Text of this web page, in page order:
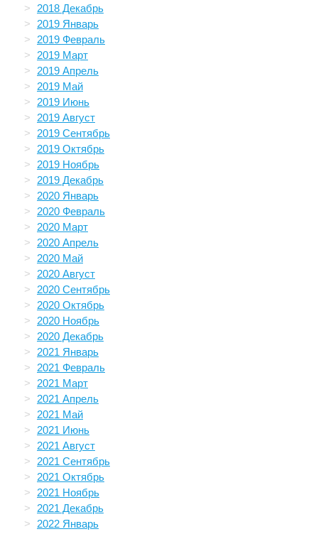
2018 Декабрь
2019 Январь
2019 Февраль
2019 Март
2019 Апрель
2019 Май
2019 Июнь
2019 Август
2019 Сентябрь
2019 Октябрь
2019 Ноябрь
2019 Декабрь
2020 Январь
2020 Февраль
2020 Март
2020 Апрель
2020 Май
2020 Август
2020 Сентябрь
2020 Октябрь
2020 Ноябрь
2020 Декабрь
2021 Январь
2021 Февраль
2021 Март
2021 Апрель
2021 Май
2021 Июнь
2021 Август
2021 Сентябрь
2021 Октябрь
2021 Ноябрь
2021 Декабрь
2022 Январь